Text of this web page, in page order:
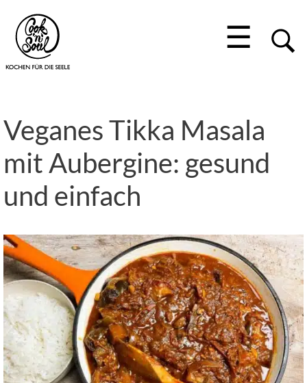
☰
Veganes Tikka Masala
mit Aubergine: gesund
und einfach